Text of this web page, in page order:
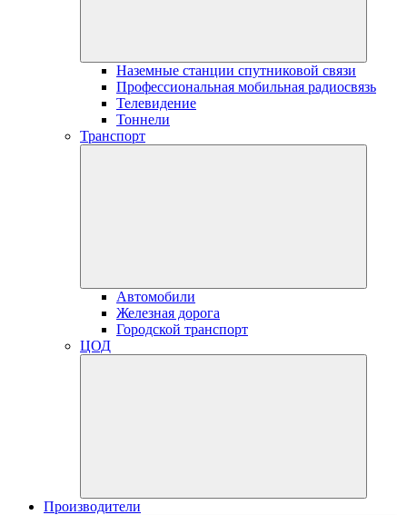
Наземные станции спутниковой связи
Профессиональная мобильная радиосвязь
Телевидение
Тоннели
Транспорт
Автомобили
Железная дорога
Городской транспорт
ЦОД
Производители